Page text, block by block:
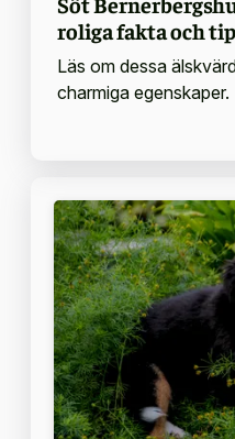
roliga fakta och
Läs om dessa
charmiga egenskaper.